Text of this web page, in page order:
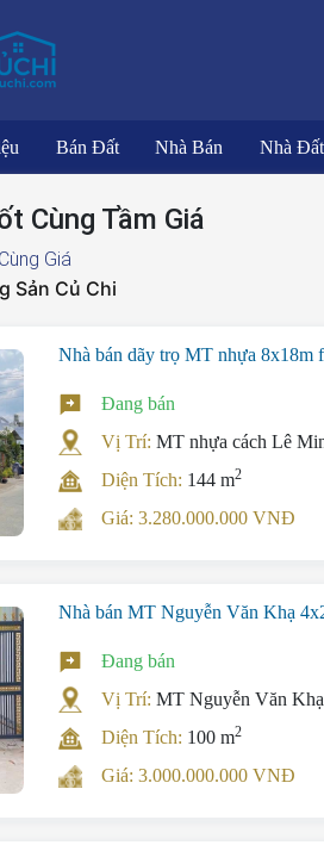
Bán Đất Nhà Bán Nhà
Cùng Tầm Giá
Giá
Sản Củ Chi
Nhà bán dãy trọ MT nhựa
Đang bán
Vị Trí:MT nhựa cách Lê
Diện Tích: 144 m2
Giá: 3.280.000.000 VNĐ
Nhà bán MT Nguyễn Văn Khạ
Đang bán
Vị Trí:MT Nguyễn Văn
Diện Tích: 100 m2
Giá: 3.000.000.000 VNĐ